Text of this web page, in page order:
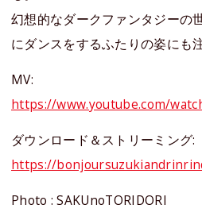
幻想的なダークファンタジーの
にダンスをするふたりの姿にも
MV:
https://www.youtube.com/
ダウンロード＆ストリーミング:
https://
Photo : SAKUnoTORIDORI